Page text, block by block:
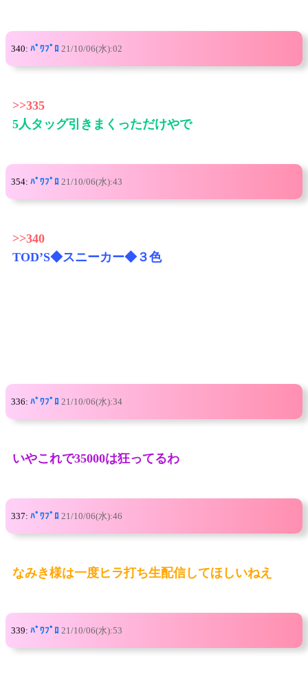
340: ﾊﾟﾜﾌﾟﾛ 21/10/06(水):02
>>335
5人タッグ引きまくっただけやで
354: ﾊﾟﾜﾌﾟﾛ 21/10/06(水):43
>>340
TOD’S◆スニーカー◆３色
336: ﾊﾟﾜﾌﾟﾛ 21/10/06(水):34
いやこれで35000は狂ってるわ
337: ﾊﾟﾜﾌﾟﾛ 21/10/06(水):46
なみき様は一度ヒラ打ち生配信してほしいねえ
339: ﾊﾟﾜﾌﾟﾛ 21/10/06(水):53